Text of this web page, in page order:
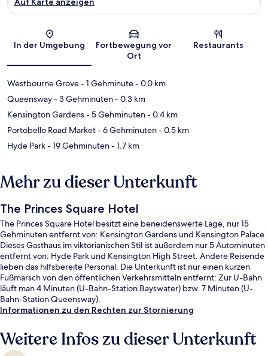
In der Umgebung
Fortbewegung vor
Ort
Restaurants
Westbourne Grove- 1 Gehminute- 0.0 km
Queensway- 3 Gehminuten- 0.3 km
Kensington Gardens- 5 Gehminuten- 0.4 km
Portobello Road Market- 6 Gehminuten- 0.5 km
Hyde Park- 19 Gehminuten- 1.7 km
Mehr zu dieser Unterkunft
The Princes Square Hotel
The Princes Square Hotel besitzt eine beneidenswerte Lage, nur 15
Gehminuten entfernt von: Kensington Gardens und Kensington Palace.
Dieses Gasthaus im viktorianischen Stil ist außerdem nur 5 Autominuten
entfernt von: Hyde Park und Kensington High Street. Andere Reisende
lieben das hilfsbereite Personal. Die Unterkunft ist nur einen kurzen
Fußmarsch von den öffentlichen Verkehrsmitteln entfernt: Zur U-Bahn
läuft man 4 Minuten (U-Bahn-Station Bayswater) bzw. 7 Minuten (U-
Bahn-Station Queensway).
Informationen zu den Rechten zur Stornierung
Weitere Infos zu dieser Unterkunft